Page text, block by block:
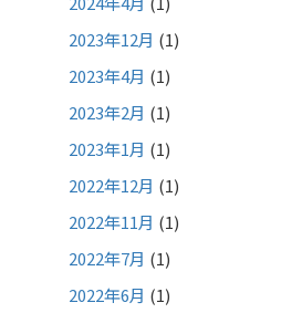
2023年12月 (1)
2023年4月 (1)
2023年2月 (1)
2023年1月 (1)
2022年12月 (1)
2022年11月 (1)
2022年7月 (1)
2022年6月 (1)